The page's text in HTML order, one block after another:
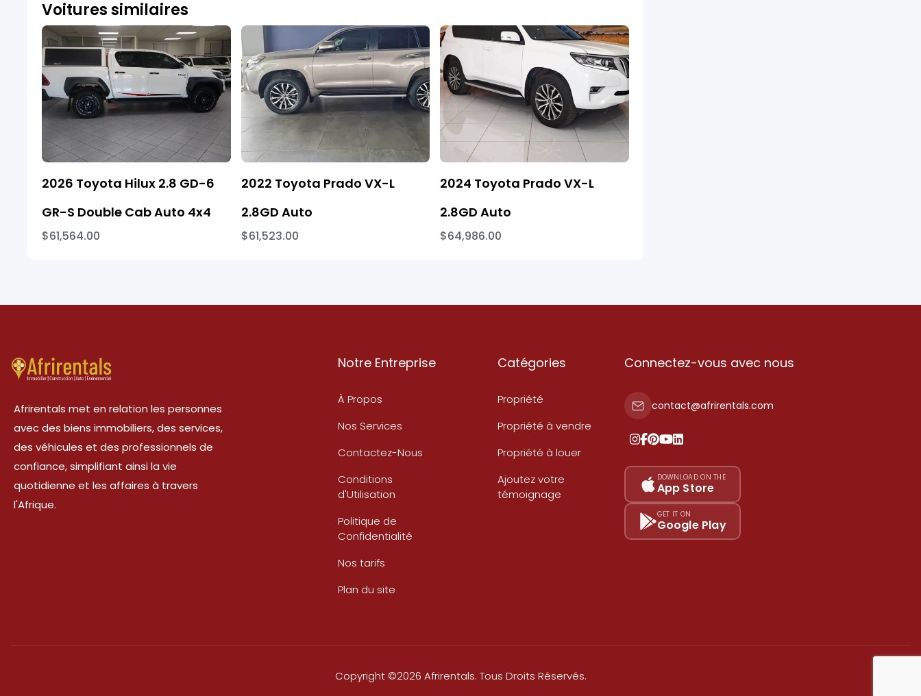
Voitures similaires
2026 Toyota Hilux 2.8 GD-6
GR-S Double Cab Auto 4x4
$61,564.00
2022 Toyota Prado VX-L
2.8GD Auto
$61,523.00
2024 Toyota Prado VX-L
2.8GD Auto
$64,986.00
Afrirentals met en relation les personnes
avec des biens immobiliers, des services,
des véhicules et des professionnels de
confiance, simplifiant ainsi la vie
quotidienne et les affaires à travers
l'Afrique.
Notre Entreprise
À Propos
Nos Services
Contactez-Nous
Conditions
d'Utilisation
Politique de
Confidentialité
Nos tarifs
Plan du site
Catégories
Propriété
Propriété à vendre
Propriété à louer
Ajoutez votre
témoignage
Connectez-vous avec nous
contact@afrirentals.com
DOWNLOAD ON THE
App Store
GET IT ON
Google Play
Copyright ©2026 Afrirentals. Tous Droits Réservés.